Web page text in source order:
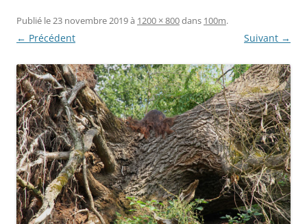
Publié le23 novembre 2019à 1200 × 800dans 100m.
← Précédent Suivant →